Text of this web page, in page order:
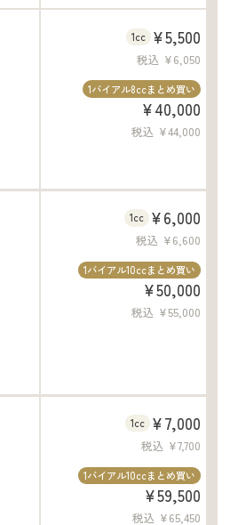
1cc ¥5,500
税込 ¥6,050
1バイアル8ccまとめ買い
¥40,000
税込 ¥44,000
1cc ¥6,000
税込 ¥6,600
1バイアル10ccまとめ買い
¥50,000
税込 ¥55,000
1cc ¥7,000
税込 ¥7,700
1バイアル10ccまとめ買い
¥59,500
税込 ¥65,450